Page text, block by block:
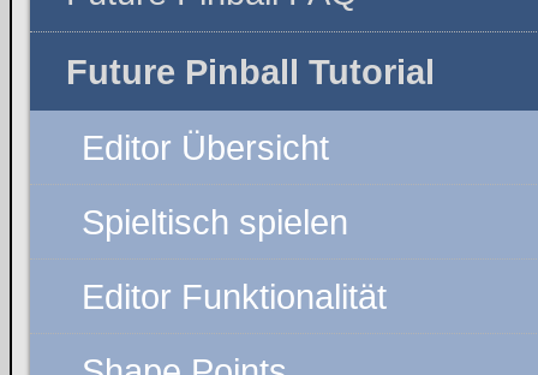
Future Pinball Tutorial
Editor Übersicht
Spieltisch spielen
Editor Funktionalität